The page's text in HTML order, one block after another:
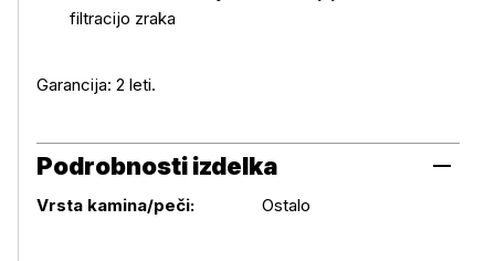
filtracijo zraka
Garancija: 2 leti.
Podrobnosti izdelka
Podrobnosti izdelka
Vrsta kamina/peči: Ostalo